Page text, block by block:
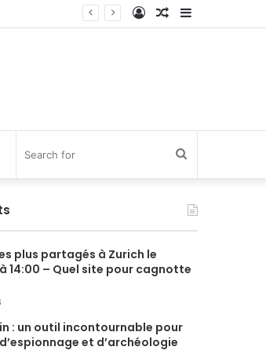
Sidebar
Random
Log
for
plus partagés à Zurich le
14:00 – Quel site pour cagnotte
: un outil incontournable pour
et d’archéologie